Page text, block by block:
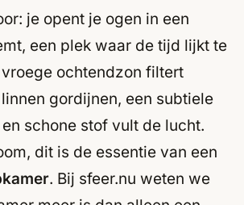
je opent je ogen in een
een plek waar de tijd lijkt te
ochtendzon filtert
gordijnen, een subtiele
schone stof vult de lucht.
dit is de essentie van een
. Bij sfeer.nu weten we